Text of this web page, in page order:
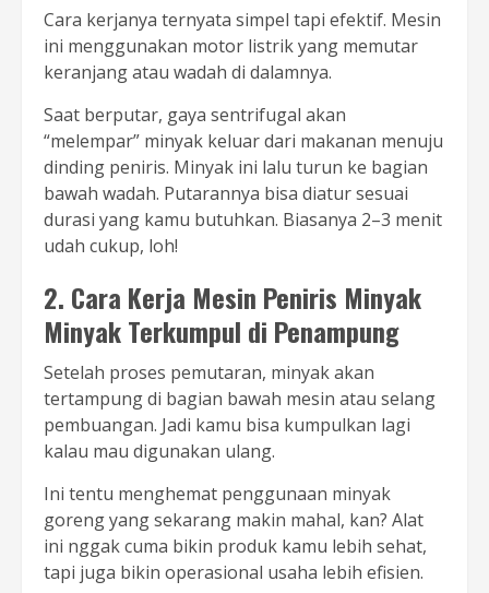
Cara kerjanya ternyata simpel tapi efektif. Mesin
ini menggunakan motor listrik yang memutar
keranjang atau wadah di dalamnya.
Saat berputar, gaya sentrifugal akan
“melempar” minyak keluar dari makanan menuju
dinding peniris. Minyak ini lalu turun ke bagian
bawah wadah. Putarannya bisa diatur sesuai
durasi yang kamu butuhkan. Biasanya 2–3 menit
udah cukup, loh!
2. Cara Kerja Mesin Peniris Minyak
Minyak Terkumpul di Penampung
Setelah proses pemutaran, minyak akan
tertampung di bagian bawah mesin atau selang
pembuangan. Jadi kamu bisa kumpulkan lagi
kalau mau digunakan ulang.
Ini tentu menghemat penggunaan minyak
goreng yang sekarang makin mahal, kan? Alat
ini nggak cuma bikin produk kamu lebih sehat,
tapi juga bikin operasional usaha lebih efisien.